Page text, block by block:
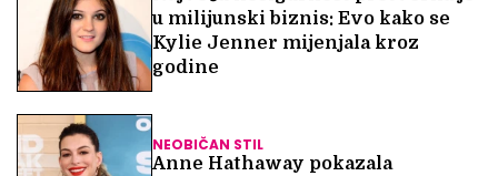
u milijunski biznis: Evo kako se
Kylie Jenner mijenjala kroz
godine
NEOBIČAN STIL
Anne Hathaway pokazala